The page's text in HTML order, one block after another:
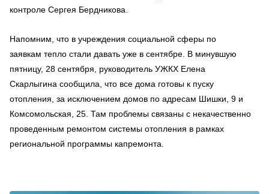
контроле Сергея Бердникова.
Напомним, что в учреждения социальной сферы по
заявкам тепло стали давать уже в сентябре. В минувшую
пятницу, 28 сентября, руководитель УЖКХ Елена
Скарлыгина сообщила, что все дома готовы к пуску
отопления, за исключением домов по адресам Шишки, 9 и
Комсомольская, 25. Там проблемы связаны с некачественно
проведенным ремонтом системы отопления в рамках
региональной программы капремонта.